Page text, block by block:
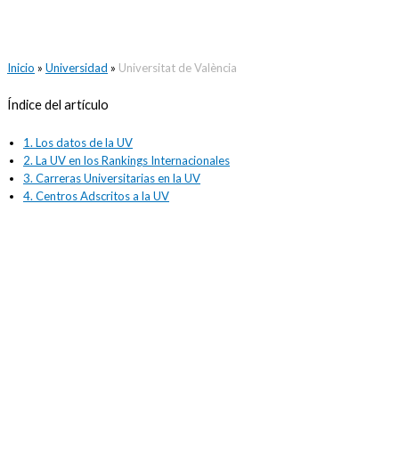
Inicio » Universidad » Universitat de València
Índice del artículo
1. Los datos de la UV
2. La UV en los Rankings Internacionales
3. Carreras Universitarias en la UV
4. Centros Adscritos a la UV